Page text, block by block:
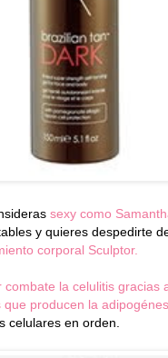
sexy como
y quieres despedirte
corporal Sculptor.
combate la celulitis gracias
que producen la
celulares en orden.